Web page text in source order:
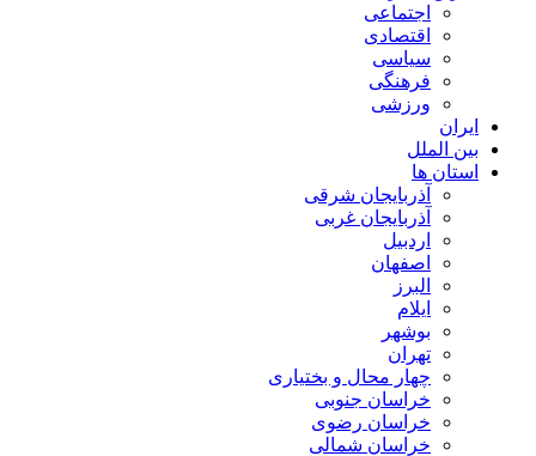
اجتماعی
اقتصادی
سیاسی
فرهنگی
ورزشی
ایران
بین الملل
استان ها
آذربایجان شرقی
آذربایجان غربی
اردبیل
اصفهان
البرز
ایلام
بوشهر
تهران
چهار محال و بختیاری
خراسان جنوبی
خراسان رضوی
خراسان شمالی